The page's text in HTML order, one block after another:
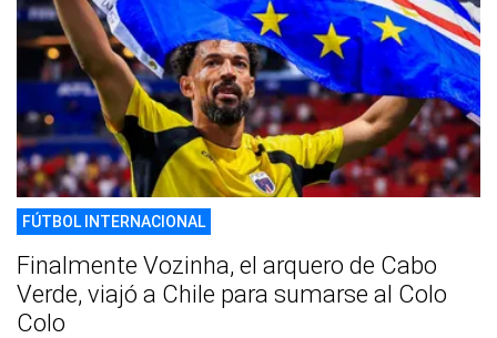
FÚTBOL INTERNACIONAL
Finalmente Vozinha, el arquero de Cabo
Verde, viajó a Chile para sumarse al Colo
Colo